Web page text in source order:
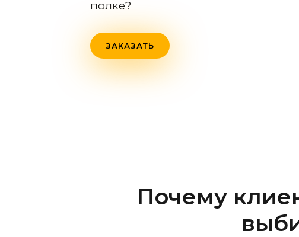
полке?
ЗАКАЗАТЬ
Почему